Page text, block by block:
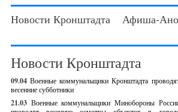
Новости Кронштадта Афиша-
Новости Кронштадта
09.04 Военные коммунальщики Кронштадта
весенние субботники
21.03 Военные коммунальщики Минобороны